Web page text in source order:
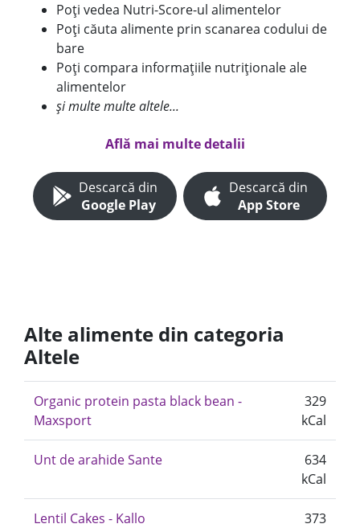
Poți vedea Nutri-Score-ul alimentelor
Poți căuta alimente prin scanarea codului de
bare
Poți compara informațiile nutriționale ale
alimentelor
și multe multe altele...
Află mai multe detalii
Descarcă din
Google Play
Descarcă din
App Store
Alte alimente din categoria
Altele
Organic protein pasta black bean -
Maxsport
329
kCal
Unt de arahide Sante
634
kCal
Lentil Cakes - Kallo
373